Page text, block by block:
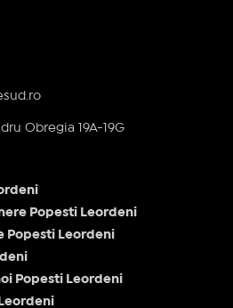
Obregia 19A-19G
Popesti Leordeni
Popesti Leordeni
Popesti Leordeni